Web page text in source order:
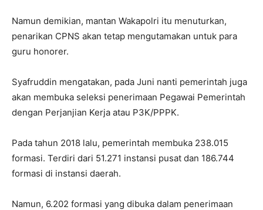
Namun demikian, mantan Wakapolri itu menuturkan,
penarikan CPNS akan tetap mengutamakan untuk para
guru honorer.
Syafruddin mengatakan, pada Juni nanti pemerintah juga
akan membuka seleksi penerimaan Pegawai Pemerintah
dengan Perjanjian Kerja atau P3K/PPPK.
Pada tahun 2018 lalu, pemerintah membuka 238.015
formasi. Terdiri dari 51.271 instansi pusat dan 186.744
formasi di instansi daerah.
Namun, 6.202 formasi yang dibuka dalam penerimaan